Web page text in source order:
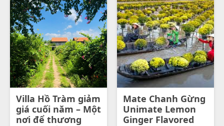
Villa Hồ Tràm giảm
giá cuối năm – Một
nơi để thương
Mate Chanh Gừng
Unimate Lemon
Ginger Flavored